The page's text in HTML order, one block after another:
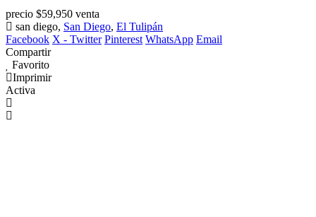
precio $59,950 venta
san diego, San Diego, El Tulipán
Facebook X - Twitter Pinterest WhatsApp Email
Compartir
Favorito
Imprimir
Activa